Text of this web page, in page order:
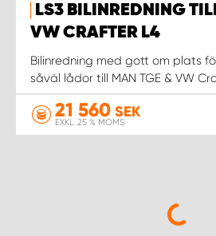
LS3 BILINREDNING
VW CRAFTER L4
Bilinredning med gott om plats
såväl lådor till MAN TGE & VW
21 560 SEK
EXKL. 25 % MOMS